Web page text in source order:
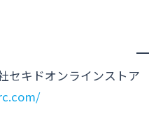
セキドオンラインストア